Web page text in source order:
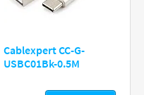
Cablexpert CC-G-
USBC01Bk-0.5M